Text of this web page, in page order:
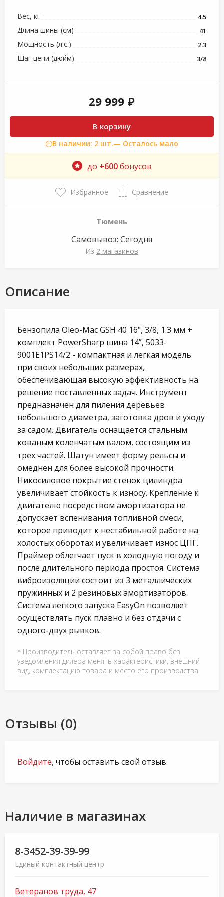
Вес, кг 4.5
Длина шины (см) 41
Мощность (л.с.) 2.3
Шаг цепи (дюйм) 3/8
29 999 ₽
В корзину
В наличии: 2 шт.— Осталось мало
до +600бонусов
Избранное Сравнение
Тюмень
Самовывоз: Сегодня
Из 2 магазинов
Описание
Бензопила Oleo-Mac GSH 40 16", 3/8, 1.3 мм +
комплект PowerSharp шина 14”, 5033-
9001E1PS14/2 - компактная и легкая модель
при своих небольших размерах,
обеспечивающая высокую эффективность на
решение поставленных задач. Инструмент
предназначен для пиления деревьев
небольшого диаметра, заготовка дров и уходу
за садом. Двигатель оснащается стальным
кованым коленчатым валом, состоящим из
трех частей. Шатун имеет форму рельсы и
омеднен для более высокой прочности.
Никосиловое покрытие стенок цилиндра
увеличивает стойкость к износу. Крепление к
двигателю посредством амортизатора не
допускает вспенивания топливной смеси,
которое приводит к нестабильной работе на
холостых оборотах и увеличивает износ ЦПГ.
Праймер облегчает пуск в холодную погоду и
после длительного периода простоя. Система
виброизоляции состоит из 3 металлических
пружинных и 2 резиновых амортизаторов.
Система легкого запуска EasyOn позволяет
осуществлять пуск плавно и без отдачи с
одного-двух рывков.
* Производитель оставляет за собой право без
уведомления дилера менять характеристики, внешний
вид, комплектацию товара и место его производства.
Отзывы (0)
Войдите, чтобы оставить свой отзыв
Наличие в магазинах
8-3452-39-39-99
Единый контактный центр
Ветеранов труда, 47